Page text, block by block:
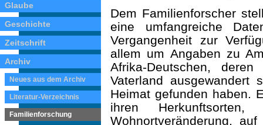
Glaube
Geschichte
Zeitschrift
Archiv
Neues aus dem Archiv
Literatur-Verzeichnis
Familienforschung
Dem Familienforscher
eine umfangreiche
Vergangenheit zur
allem um Angaben zu
Afrika-Deutschen,
Vaterland
Heimat gefunden haben.
ihren
Wohnortveränderung,